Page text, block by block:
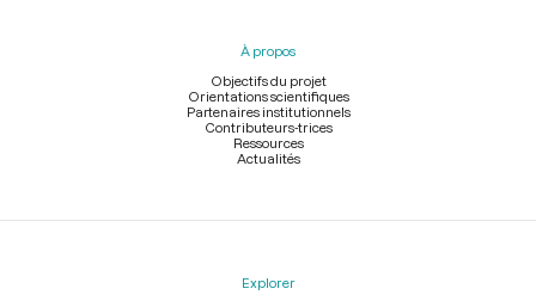
À propos
Objectifs du projet
Orientations scientifiques
Partenaires institutionnels
Contributeurs-trices
Ressources
Actualités
Explorer